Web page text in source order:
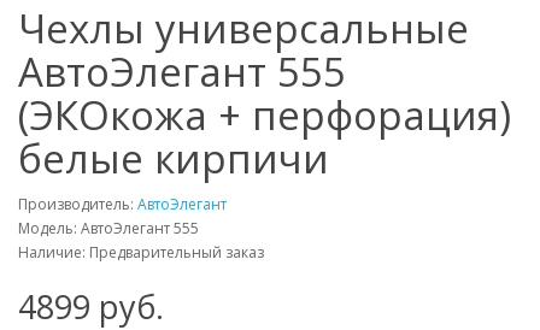
Чехлы универсальные
АвтоЭлегант 555
(ЭКОкожа + перфорация)
белые кирпичи
Производитель: АвтоЭлегант
Модель: АвтоЭлегант 555
Наличие: Предварительный заказ
4899 руб.